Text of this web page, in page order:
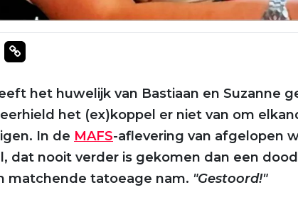
op Twitter
via Mail
Delen via link
het huwelijk van Bastiaan en Suzanne
het (ex)koppel er niet van om
In de MAFS-aflevering van afgelopen
dat nooit verder is gekomen dan een
matchende tatoeage nam. "Gestoord!"